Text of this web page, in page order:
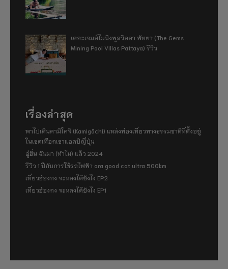
เดอะเจมส์ไมนิงพูลวิลลา พัทยา (The Gems
Mining Pool Villas Pattaya) รีวิว
เรื่องล่าสุด
พาไปเดินคามิโคจิ (Kamigōchi) แหล่งท่องเที่ยวทางธรรมชาติที่ตั้งอยู่
ในเขตเทือกเขาแอลป์ญี่ปุ่น
อู่ฮั่น ฉันมา (ทำไม) แล้ว 2024
รีวิว 1 ปีกับการใช้รถไฟฟ้า ora good cat ultra 500km
เที่ยวฮ่องกง จะหลงได้ยังไง EP2
เที่ยวฮ่องกง จะหลงได้ยังไง EP1